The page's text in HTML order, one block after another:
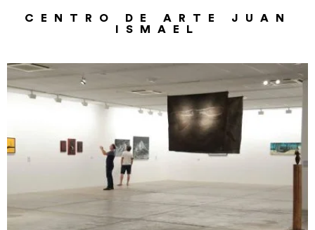
CENTRO DE ARTE JUAN
ISMAEL